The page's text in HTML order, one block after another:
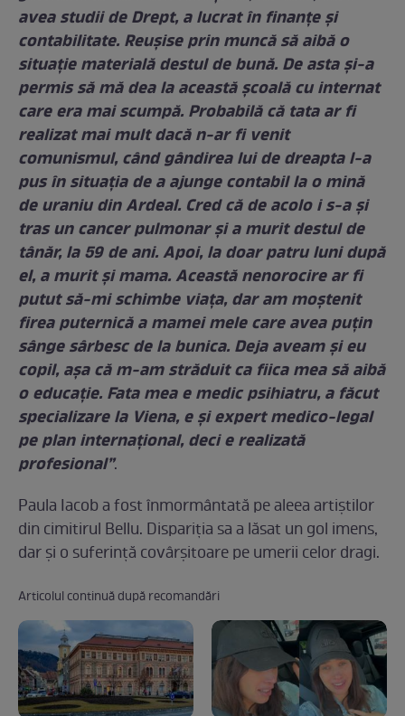
avea studii de Drept, a lucrat în finanțe și
contabilitate. Reușise prin muncă să aibă o
situație materială destul de bună. De asta și-a
permis să mă dea la această școală cu internat
care era mai scumpă. Probabilă că tata ar fi
realizat mai mult dacă n-ar fi venit
comunismul, când gândirea lui de dreapta l-a
pus în situația de a ajunge contabil la o mină
de uraniu din Ardeal. Cred că de acolo i s-a și
tras un cancer pulmonar și a murit destul de
tânăr, la 59 de ani. Apoi, la doar patru luni după
el, a murit și mama. Această nenorocire ar fi
putut să-mi schimbe viața, dar am moștenit
firea puternică a mamei mele care avea puțin
sânge sârbesc de la bunica. Deja aveam și eu
copil, așa că m-am străduit ca fiica mea să aibă
o educație. Fata mea e medic psihiatru, a făcut
specializare la Viena, e și expert medico-legal
pe plan internațional, deci e realizată
profesional”.
Paula Iacob a fost înmormântată pe aleea artiştilor
din cimitirul Bellu. Dispariţia sa a lăsat un gol imens,
dar şi o suferinţă covârşitoare pe umerii celor dragi.
Articolul continuă după recomandări